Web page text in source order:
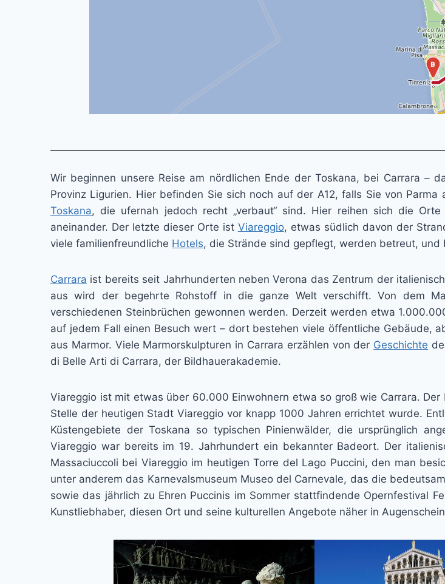
Wir beginnen unsere Reise am nördlichen Ende der Toskana, bei Carrara –
Provinz Ligurien. Hier befinden Sie sich noch auf der A12, falls Sie von
Toskana, die ufernah jedoch recht „verbaut“ sind. Hier reihen sich die
aneinander. Der letzte dieser Orte ist Viareggio, etwas südlich davon der
viele familienfreundliche Hotels, die Strände sind gepflegt, werden betreut,
Carrara ist bereits seit Jahrhunderten neben Verona das Zentrum der
aus wird der begehrte Rohstoff in die ganze Welt verschifft. Von dem
verschiedenen Steinbrüchen gewonnen werden. Derzeit werden etwa
auf jedem Fall einen Besuch wert – dort bestehen viele öffentliche Gebäude,
aus Marmor. Viele Marmorskulpturen in Carrara erzählen von der Geschichte
di Belle Arti di Carrara, der Bildhauerakademie.
Viareggio ist mit etwas über 60.000 Einwohnern etwa so groß wie Carrara.
Stelle der heutigen Stadt Viareggio vor knapp 1000 Jahren errichtet wurde.
Küstengebiete der Toskana so typischen Pinienwälder, die ursprünglich
Viareggio war bereits im 19. Jahrhundert ein bekannter Badeort. Der
Massaciuccoli bei Viareggio im heutigen Torre del Lago Puccini, den man
unter anderem das Karnevalsmuseum Museo del Carnevale, das die
sowie das jährlich zu Ehren Puccinis im Sommer stattfindende Opernfestival
Kunstliebhaber, diesen Ort und seine kulturellen Angebote näher in